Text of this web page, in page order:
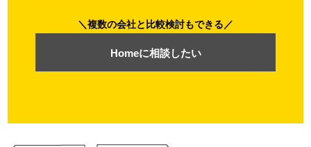
複数の会社と比較検討もできる
Homeに相談したい